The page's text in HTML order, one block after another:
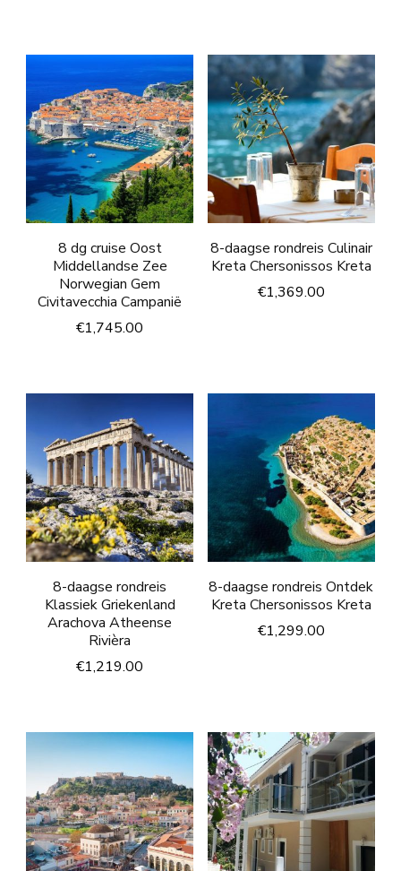
8 dg cruise Oost
Middellandse Zee
Norwegian Gem
Civitavecchia Campanië
€1,745.00
8-daagse rondreis Culinair
Kreta Chersonissos Kreta
€1,369.00
8-daagse rondreis
Klassiek Griekenland
Arachova Atheense
Rivièra
€1,219.00
8-daagse rondreis Ontdek
Kreta Chersonissos Kreta
€1,299.00